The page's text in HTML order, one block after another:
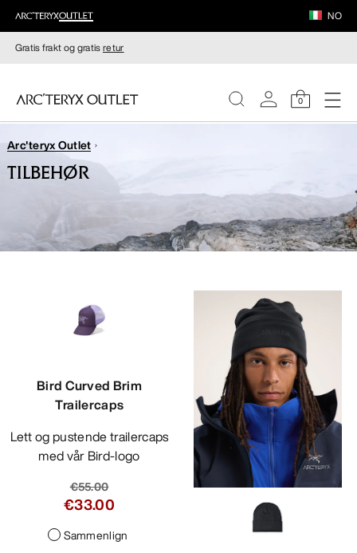
NO
Gratis frakt og gratisretur
0
DAMER
HERRER
Arc'teryx Outlet
TILBEHØR
Bird Curved Brim
Trailercaps
Lett og pustende trailercaps
med vår Bird-logo
€55.00
€33.00
Sammenlign